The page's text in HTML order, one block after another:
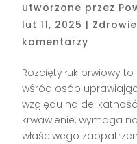
utworzone przez
lut 11, 2025 |
komentarzy
Rozcięty łuk brwiowy
wśród osób
względu na
krwawienie, wymaga
właściwego